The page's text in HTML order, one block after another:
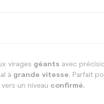
virages géants avec
à grande vitesse. Parfait
un niveau confirmé.